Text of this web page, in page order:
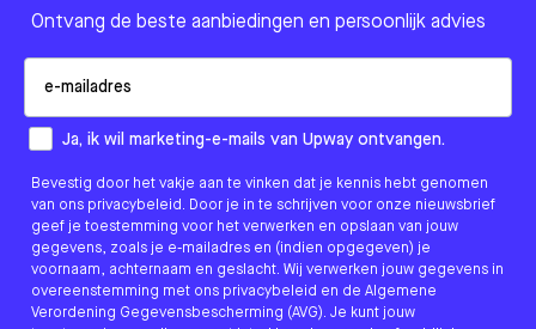
Ontvang de beste aanbiedingen en persoonlijk advies
How would you like to hear from us?
Ja, ik wil marketing-e-mails van Upway ontvangen.
Bevestig door het vakje aan te vinken dat je kennis hebt genomen
van ons privacybeleid. Door je in te schrijven voor onze nieuwsbrief
geef je toestemming voor het verwerken en opslaan van jouw
gegevens, zoals je e-mailadres en (indien opgegeven) je
voornaam, achternaam en geslacht. Wij verwerken jouw gegevens in
overeenstemming met ons privacybeleid en de Algemene
Verordening Gegevensbescherming (AVG). Je kunt jouw